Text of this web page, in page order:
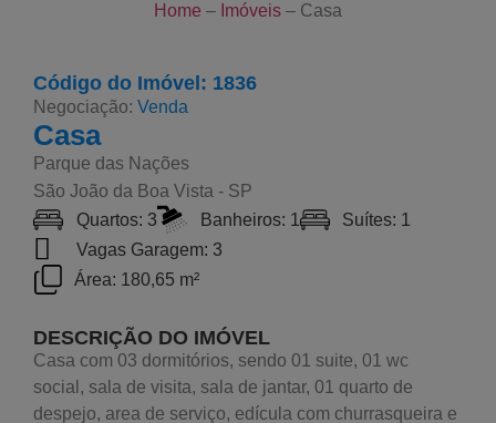
Home – Imóveis – Casa
Código do Imóvel: 1836
Negociação: Venda
Casa
Parque das Nações
São João da Boa Vista - SP
Quartos: 3
Banheiros: 1
Suítes: 1
Vagas Garagem: 3
Área: 180,65 m²
DESCRIÇÃO DO IMÓVEL
Casa com 03 dormitórios, sendo 01 suite, 01 wc
social, sala de visita, sala de jantar, 01 quarto de
despejo, area de serviço, edícula com churrasqueira e